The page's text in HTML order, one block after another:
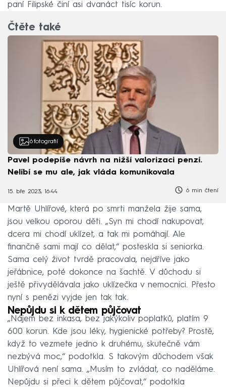
paní Filipské činí asi dvanáct tisíc korun.
Čtěte také
6 fotografií
Pavel podepíše návrh na nižší valorizaci penzí.
Nelíbí se mu ale, jak vláda komunikovala
15. bře 2023, 16:44 6 min čtení
Martě Uhlířové, která po smrti manžela žije sama,
jsou velkou oporou děti. „Syn mi chodí nakupovat,
dcera mi chodí uklízet, a tak mi pomáhají. Ale
finančně sami mají co dělat,“ posteskla si seniorka.
Sama celý život tvrdě pracovala, nejdříve jako
jeřábnice, poté dokonce na šachtě. V důchodu si
ještě přivydělávala jako uklízečka v nemocnici. Přesto
nyní s penězi vyjde jen tak tak.
Nepůjdu si k dětem půjčovat
„Nájem bez inkasa, bez jakýkoliv poplatků, platím 9
600 korun. Kde jsou léky, hygienické potřeby? Prostě,
když to vezmete jedno k druhému, skutečně vám
nezbývá moc,“ podotkla. S takovým důchodem však
Uhlířová není sama. „Musím to zvládat, co naděláme.
Nepůjdu si přeci k dětem půjčovat,“ podotkla